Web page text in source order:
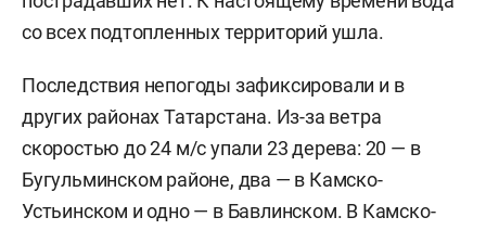
со всех подтопленных территорий ушла.
Последствия непогоды зафиксировали и в
других районах Татарстана. Из-за ветра
скоростью до 24 м/с упали 23 дерева: 20 — в
Бугульминском районе, два — в Камско-
Устьинском и одно — в Бавлинском. В Камско-